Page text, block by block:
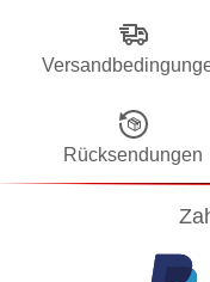
Rücksendungen